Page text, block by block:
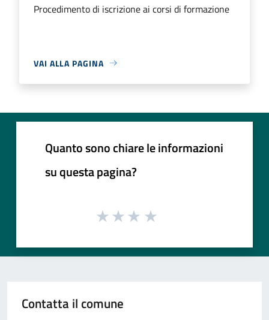
Procedimento di iscrizione ai corsi di formazione
VAI ALLA PAGINA
Quanto sono chiare le informazioni
su questa pagina?
Contatta il comune